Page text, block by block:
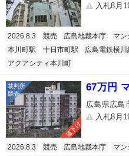
入札8月
2026.8.3 競売 広島地裁本庁 マン
本川町駅
十日市町駅 広島電鉄横川
アクアシティ本川町
値下げ
67万円
広島県広島
入札8月
2026.8.3 競売 広島地裁本庁 マン